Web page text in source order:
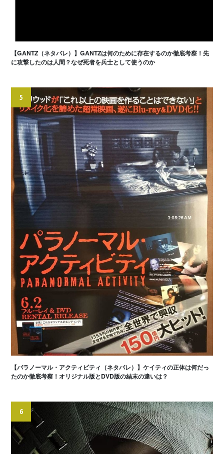
【GANTZ（ネタバレ）】GANTZは何のために存在するのか徹底考察！先
に攻撃したのは人間？なぜ死者を兵士として使うのか
5
【パラノーマル・アクティビティ（ネタバレ）】ケイティの正体は何だっ
たのか徹底考察！オリジナル版とDVD版の結末の違いは？
6